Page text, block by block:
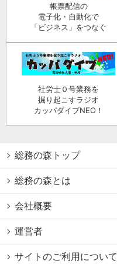
帳票配信の
電子化・自動化で
「ビジネス」をつなぐ
社労士０号業務を
掘り起こすラジオ
カッパダイブNEO！
総務の森トップ
総務の森とは
会社概要
運営者
サイトのご利用について